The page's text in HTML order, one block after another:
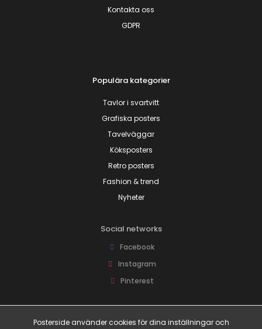
Kontakta oss
GDPR
Populära kategorier
Tavlor i svartvitt
Grafiska posters
Tavelväggar
Köksposters
Retro posters
Fashion & trend
Nyheter
Social networks
Facebook
Instagram
Pinterest
Posterside använder cookies för dina inställningar och